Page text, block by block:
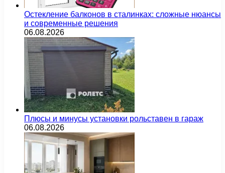
Остекление балконов в сталинках: сложные нюансы
и современные решения
06.08.2026
Плюсы и минусы установки рольставен в гараж
06.08.2026